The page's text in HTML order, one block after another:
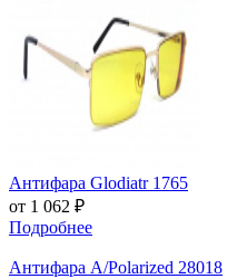
Антифара Glodiatr 1765
от 1 062 ₽
Подробнее
Антифара А/Polarized 28018